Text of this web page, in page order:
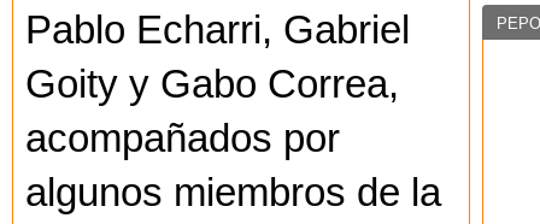
Pablo Echarri, Gabriel
Goity y Gabo Correa,
acompañados por
algunos miembros de la